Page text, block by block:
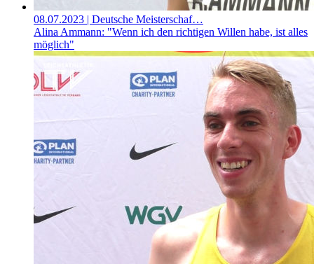
08.07.2023 | Deutsche Meisterschaf…
Alina Ammann: "Wenn ich den richtigen Willen habe, ist alles
möglich"